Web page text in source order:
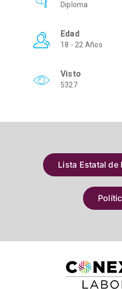
Diploma
Edad
18 - 22 Años
Visto
5327
Lista Estatal de